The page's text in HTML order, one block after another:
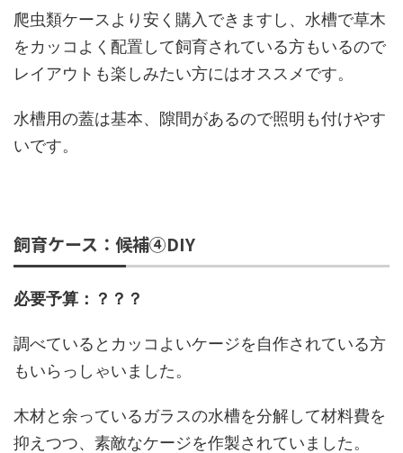
爬虫類ケースより安く購入できますし、水槽で草木
をカッコよく配置して飼育されている方もいるので
レイアウトも楽しみたい方にはオススメです。
水槽用の蓋は基本、隙間があるので照明も付けやす
いです。
飼育ケース：候補④DIY
必要予算：？？？
調べているとカッコよいケージを自作されている方
もいらっしゃいました。
木材と余っているガラスの水槽を分解して材料費を
抑えつつ、素敵なケージを作製されていました。